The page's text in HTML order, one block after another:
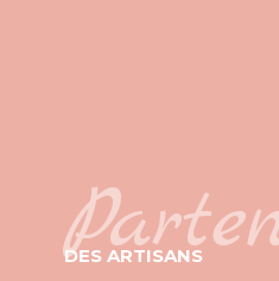
DES ARTISANS